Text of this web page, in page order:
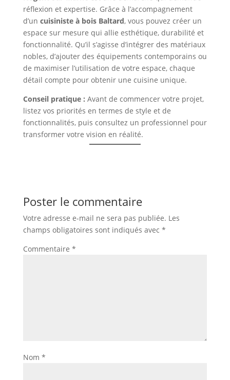
réflexion et expertise. Grâce à l’accompagnement
d’un cuisiniste à bois Baltard, vous pouvez créer un
espace sur mesure qui allie esthétique, durabilité et
fonctionnalité. Qu’il s’agisse d’intégrer des matériaux
nobles, d’ajouter des équipements contemporains ou
de maximiser l’utilisation de votre espace, chaque
détail compte pour obtenir une cuisine unique.
Conseil pratique : Avant de commencer votre projet,
listez vos priorités en termes de style et de
fonctionnalités, puis consultez un professionnel pour
transformer votre vision en réalité.
Poster le commentaire
Votre adresse e-mail ne sera pas publiée. Les
champs obligatoires sont indiqués avec *
Commentaire *
Nom *